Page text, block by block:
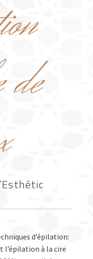
d’épilation:
l’épilation à la cire